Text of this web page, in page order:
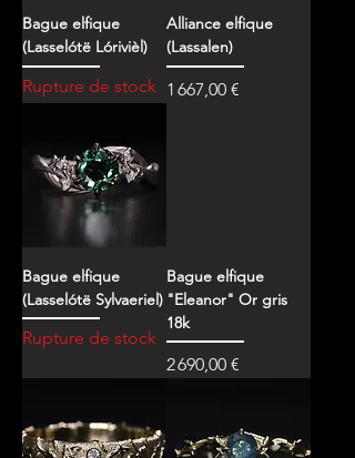
Bague elfique
(Lasselótë Lórivièl)
Rupture de stock
Alliance elfique
(Lassalen)
Prix
1 667,00 €
Bague elfique
(Lasselótë Sylvaeriel)
Rupture de stock
Bague elfique
"Eleanor" Or gris
18k
Prix
2 690,00 €